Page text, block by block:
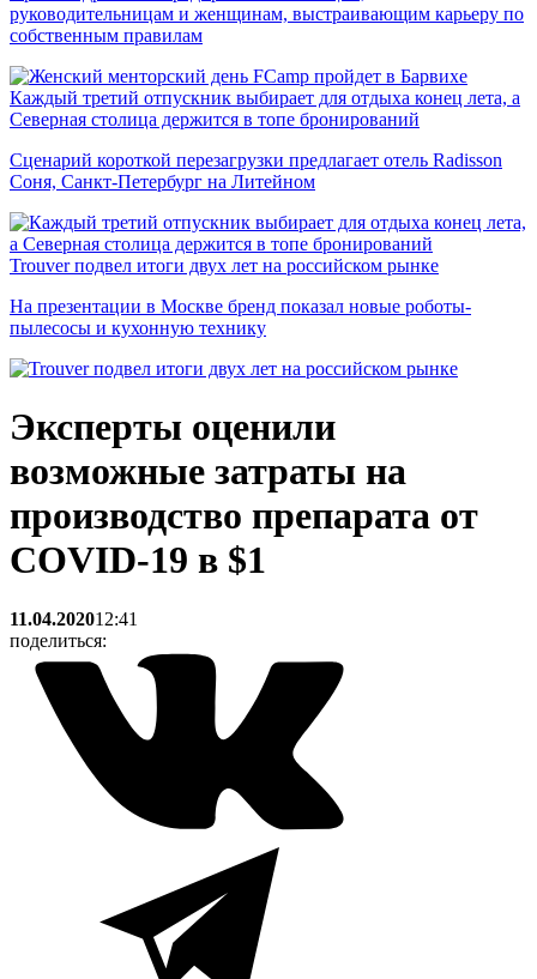
руководительницам и женщинам, выстраивающим карьеру по
собственным правилам
Каждый третий отпускник выбирает для отдыха конец лета, а
Северная столица держится в топе бронирований
Сценарий короткой перезагрузки предлагает отель Radisson
Соня, Санкт-Петербург на Литейном
Trouver подвел итоги двух лет на российском рынке
На презентации в Москве бренд показал новые роботы-
пылесосы и кухонную технику
Эксперты оценили
возможные затраты на
производство препарата от
COVID-19 в $1
11.04.202012:41
поделиться: